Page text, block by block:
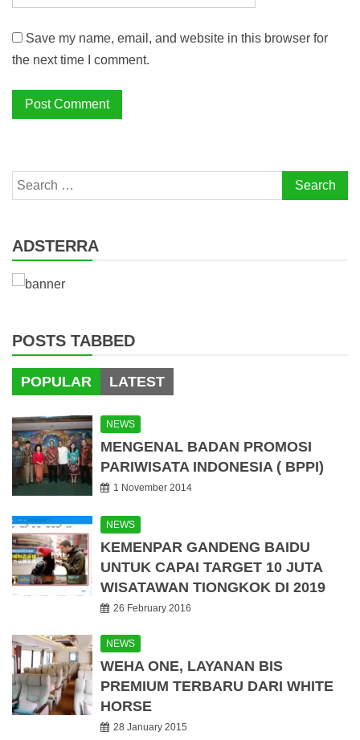
Save my name, email, and website in this browser for
the next time I comment.
Search
for:
ADSTERRA
POSTS TABBED
POPULAR LATEST
NEWS
MENGENAL BADAN PROMOSI
PARIWISATA INDONESIA ( BPPI)
1 November 2014
NEWS
KEMENPAR GANDENG BAIDU
UNTUK CAPAI TARGET 10 JUTA
WISATAWAN TIONGKOK DI 2019
26 February 2016
NEWS
WEHA ONE, LAYANAN BIS
PREMIUM TERBARU DARI WHITE
HORSE
28 January 2015